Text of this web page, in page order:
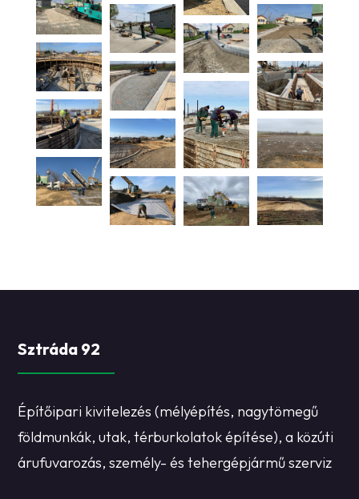
Sztráda 92
Építőipari kivitelezés (mélyépítés, nagytömegű
földmunkák, utak, térburkolatok építése), a közúti
árufuvarozás, személy- és tehergépjármű szerviz